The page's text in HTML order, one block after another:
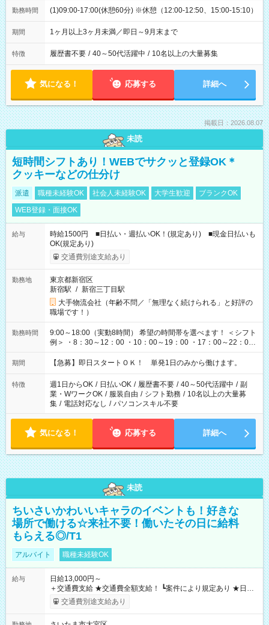
勤務時間 (1)09:00-17:00(休憩60分) ※休憩（12:00-12:50、15:00-15:10）
期間 1ヶ月以上3ヶ月未満／即日～9月末まで
特徴 履歴書不要 / 40～50代活躍中 / 10名以上の大量募集
気になる！ 応募する 詳細へ
掲載日：2026.08.07
未読
短時間シフトあり！WEBでサクッと登録OK＊
クッキーなどの仕分け
派遣 職種未経験OK 社会人未経験OK 大学生歓迎
ブランクOK
WEB登録・面接OK
給与
時給1500円 ■日払い・週払いOK！(規定あり) ■現金日払いも
OK(規定あり)
交通費別途支給あり
勤務地
東京都新宿区
新宿駅 / 新宿三丁目駅
大手物流会社（年齢不問／「無理なく続けられる」と好評の
職場です！）
勤務時間
9:00～18:00（実動8時間） 希望の時間帯を選べます！ ＜シフト
例＞ ・8：30～12：00 ・10：00～19：00 ・17：00～22：00
・13：00～22：00 ・22：00～翌6：00 など
期間 【急募】即日スタートＯＫ！ 単発1日のみから働けます。
特徴 週1日からOK / 日払いOK / 履歴書不要 / 40～50代活躍中 / 副
業・WワークOK / 服装自由 / シフト勤務 / 10名以上の大量募
集 / 電話対応なし / パソコンスキル不要
気になる！ 応募する 詳細へ
未読
ちいさいかわいいキャラのイベントも！好きな
場所で働ける☆来社不要！働いたその日に給料
もらえる◎/T1
アルバイト 職種未経験OK
給与
日給13,000円～
＋交通費支給 ★交通費全額支給！ ┗案件により規定あり ★日払
いOK！（規定あり） ┗働いたその日に現金GET♪ お仕事後はコ
ンビニATMから 日払い分を引き落とせます！ 【試用期間】試
交通費別途支給あり